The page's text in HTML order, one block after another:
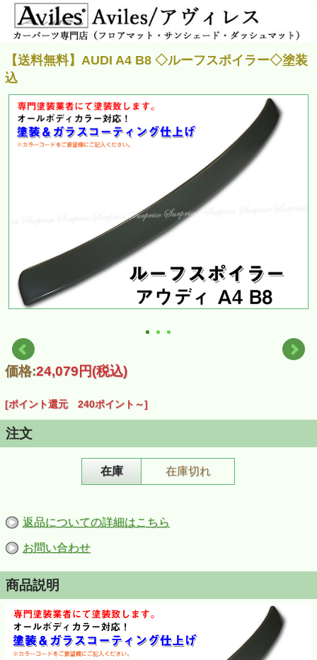
【送料無料】AUDI A4 B8 ◇ルーフスポイラー◇塗装
込
価格:24,079円(税込)
[ポイント還元 240ポイント～]
注文
在庫 在庫切れ
返品についての詳細はこちら
お問い合わせ
商品説明